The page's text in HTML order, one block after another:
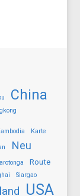
China
Karte
Neu
Route
Siargao
USA